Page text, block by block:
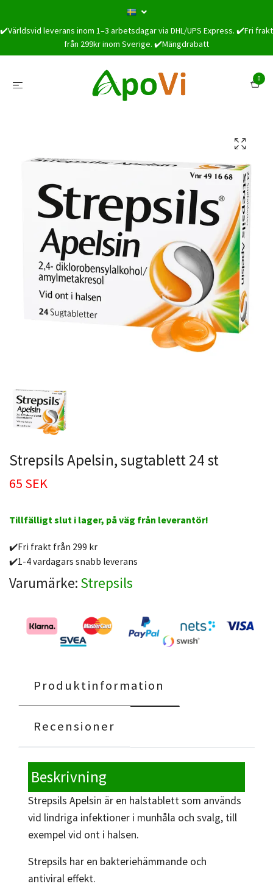
✔️Världsvid leverans inom 1–3 arbetsdagar via DHL/UPS Express. ✔️Fri frakt
från 299kr inom Sverige. ✔️Mängdrabatt
0
Strepsils Apelsin, sugtablett 24 st
65 SEK
Tillfälligt slut i lager, på väg från leverantör!
✔️Fri frakt från 299 kr
✔️1-4 vardagars snabb leverans
Varumärke: Strepsils
Produktinformation
Recensioner
Beskrivning
Strepsils Apelsin är en halstablett som används
vid lindriga infektioner i munhåla och svalg, till
exempel vid ont i halsen.
Strepsils har en bakteriehämmande och
antiviral effekt.